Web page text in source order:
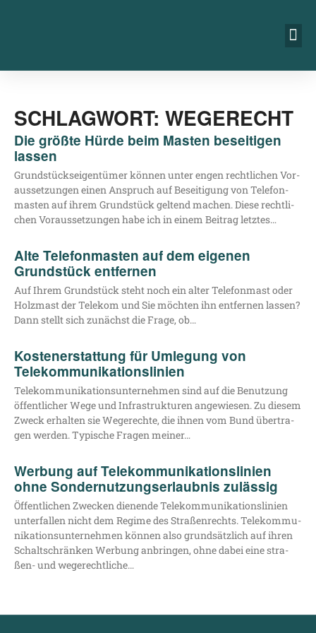
SCHLAGWORT: WEGERECHT
Die größte Hürde beim Masten beseitigen
lassen
Grund­stücks­ei­gen­tü­mer kön­nen unter engen recht­li­chen Vor­
aus­set­zun­gen einen Anspruch auf Besei­ti­gung von Tele­fon­
mas­ten auf ihrem Grund­stück gel­tend machen. Die­se recht­li­
chen Vor­aus­set­zun­gen habe ich in einem Bei­trag letztes…
Alte Telefonmasten auf dem eigenen
Grundstück entfernen
Auf Ihrem Grund­stück steht noch ein alter Tele­fon­mast oder
Holz­mast der Tele­kom und Sie möch­ten ihn ent­fer­nen las­sen?
Dann stellt sich zunächst die Fra­ge, ob…
Kostenerstattung für Umlegung von
Telekommunikationslinien
Tele­kom­mu­ni­ka­ti­ons­un­ter­neh­men sind auf die Benut­zung
öffent­li­cher Wege und Infra­struk­tu­ren ange­wie­sen. Zu die­sem
Zweck erhal­ten sie Wege­rech­te, die ihnen vom Bund über­tra­
gen wer­den. Typi­sche Fra­gen meiner…
Werbung auf Telekommunikationslinien
ohne Sondernutzungserlaubnis zulässig
Öffent­li­chen Zwe­cken die­nen­de Tele­kom­mu­ni­ka­ti­ons­li­ni­en
unter­fal­len nicht dem Regime des Stra­ßen­rechts. Tele­kom­mu­
ni­ka­ti­ons­un­ter­neh­men kön­nen also grund­sätz­lich auf ihren
Schalt­schrän­ken Wer­bung anbrin­gen, ohne dabei eine stra­­
ßen- und wegerechtliche…